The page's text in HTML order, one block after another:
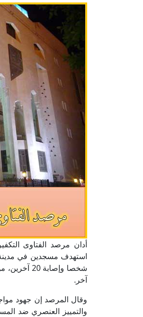
أدان مرصد الفتاوى
شخصا
آخر.
وقال المرصد إن جهود
والتمييز العنصري ضد